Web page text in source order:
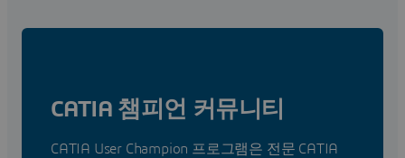
Shift makes it really awkward to
CATIA 챔피언 커뮤니티
CATIA User Champion 프로그램은 전문 CATIA